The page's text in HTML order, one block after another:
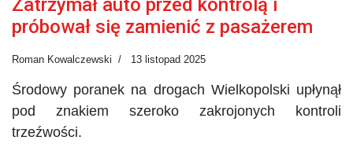
Zatrzymał auto przed kontrolą i
próbował się zamienić z pasażerem
Roman Kowalczewski 13 listopad 2025
Środowy poranek na drogach Wielkopolski upłynął
pod znakiem szeroko zakrojonych kontroli
trzeźwości.